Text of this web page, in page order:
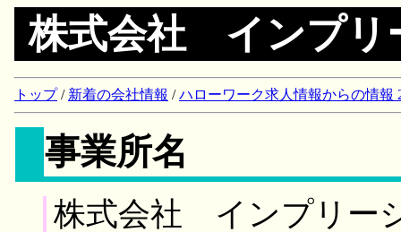
株式会社 インプリ
トップ/ 新着の会社情報 /ハローワーク求人情報からの情報
事業所名
株式会社 インプリー